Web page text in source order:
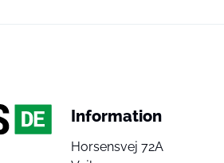
Information
Horsensvej 72A